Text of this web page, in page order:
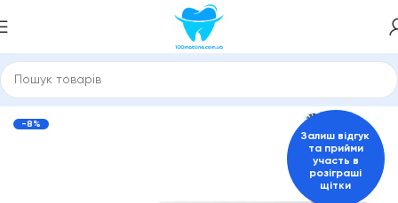
і портативні Іригатори та зубні стаціонарні центри
-8%
Залиш відгук
та прийми
участь в
розіграші
щітки